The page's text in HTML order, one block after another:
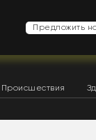
Предложить
Происшествия